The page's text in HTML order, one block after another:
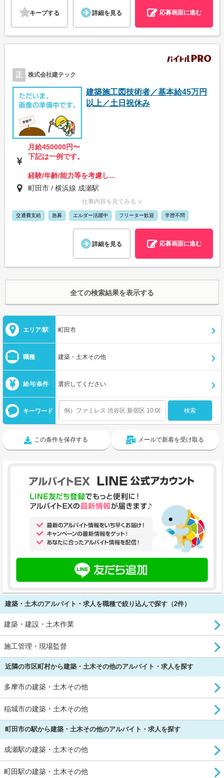
キープする 詳細を見る 応募画面に進む
正 株式会社建テック
建築施工図技術者／基本給45万円
以上／土日祝休み
月給450000円〜
下記は一例です。
経験/年齢/能力等を考慮し...
町田市 / 横浜線 成瀬駅
仕事内容を見てみる ∨
交通費支給 急募 エルダー活躍中 フリーター歓迎 学歴不問
詳細を見る 応募画面に進む
全ての検索結果を表示する
エリア/駅 町田市
職種 建築・土木その他
給与/条件 選択してください
キーワード
この条件を保存する メールで新着を受け取る
建築・土木のアルバイト・求人を職種で絞り込んで探す（2件）
建築・建設・土木作業
施工管理・現場監督
近隣の市区町村から建築・土木その他のアルバイト・求人を探す
多摩市の建築・土木その他
稲城市の建築・土木その他
町田市の駅から建築・土木その他のアルバイト・求人を探す
成瀬駅の建築・土木その他
町田駅の建築・土木その他